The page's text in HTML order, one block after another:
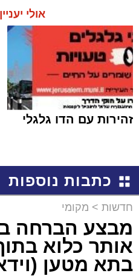
אולי
זהירות עם הדו גלגלי
כתבות נוספות
חדשות > מקומי
מבצע הברחה
אותר כלוא
בתא מטען